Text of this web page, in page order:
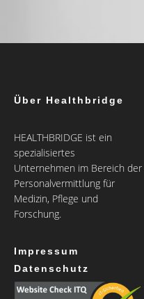
Über Healthbridge
HEALTHBRIDGE ist ein
spezialisiertes
Unternehmen im Bereich der
Personalvermittlung für
Medizin, Pflege und
Forschung.
Impressum
Datenschutz